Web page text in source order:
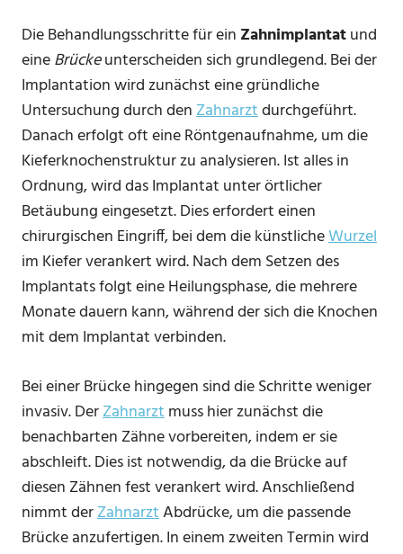
Die Behandlungsschritte für ein Zahnimplantatund
eineBrückeunterscheiden sich grundlegend. Bei der
Implantation wird zunächst eine gründliche
Untersuchung durch denZahnarztdurchgeführt.
Danach erfolgt oft eine Röntgenaufnahme, um die
Kieferknochenstruktur zu analysieren. Ist alles in
Ordnung, wird das Implantat unter örtlicher
Betäubung eingesetzt. Dies erfordert einen
chirurgischen Eingriff, bei dem die künstlicheWurzel
im Kiefer verankert wird. Nach dem Setzen des
Implantats folgt eine Heilungsphase, die mehrere
Monate dauern kann, während der sich die Knochen
mit dem Implantat verbinden.
Bei einer Brücke hingegen sind die Schritte weniger
invasiv. DerZahnarztmuss hier zunächst die
benachbarten Zähne vorbereiten, indem er sie
abschleift. Dies ist notwendig, da die Brücke auf
diesen Zähnen fest verankert wird. Anschließend
nimmt derZahnarztAbdrücke, um die passende
Brücke anzufertigen. In einem zweiten Termin wird